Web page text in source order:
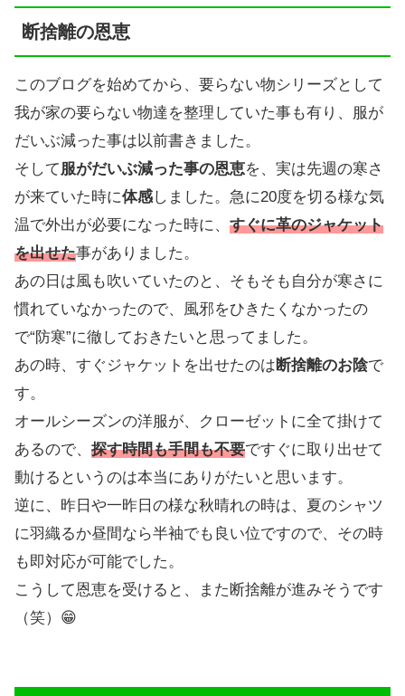
断捨離の恩恵
このブログを始めてから、要らない物シリーズとして
我が家の要らない物達を整理していた事も有り、服が
だいぶ減った事は以前書きました。
そして 服がだいぶ減った事の恩恵を、実は先週の寒さ
が来ていた時に体感しました。急に20度を切る様な気
温で外出が必要になった時に、 すぐに革のジャケット
を出せた事がありました。
あの日は風も吹いていたのと、そもそも自分が寒さに
慣れていなかったので、風邪をひきたくなかったの
で“防寒”に徹しておきたいと思ってました。
あの時、すぐジャケットを出せたのは断捨離のお陰で
す。
オールシーズンの洋服が、クローゼットに全て掛けて
あるので、 探す時間も手間も不要ですぐに取り出せて
動けるというのは本当にありがたいと思います。
逆に、昨日や一昨日の様な秋晴れの時は、夏のシャツ
に羽織るか昼間なら半袖でも良い位ですので、その時
も即対応が可能でした。
こうして恩恵を受けると、また断捨離が進みそうです
（笑）😁